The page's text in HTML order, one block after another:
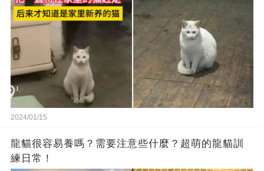
2024/01/15
龍貓很容易養嗎？需要注意些什麼？超萌的龍貓訓
練日常！